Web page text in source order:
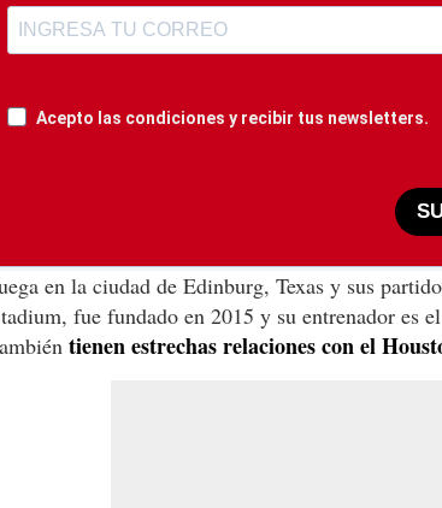
Acepto las condiciones y recibir tus newsletters.
en la ciudad de Edinburg, Texas y sus
fue fundado en 2015 y su entrenador es
tienen estrechas relaciones con el